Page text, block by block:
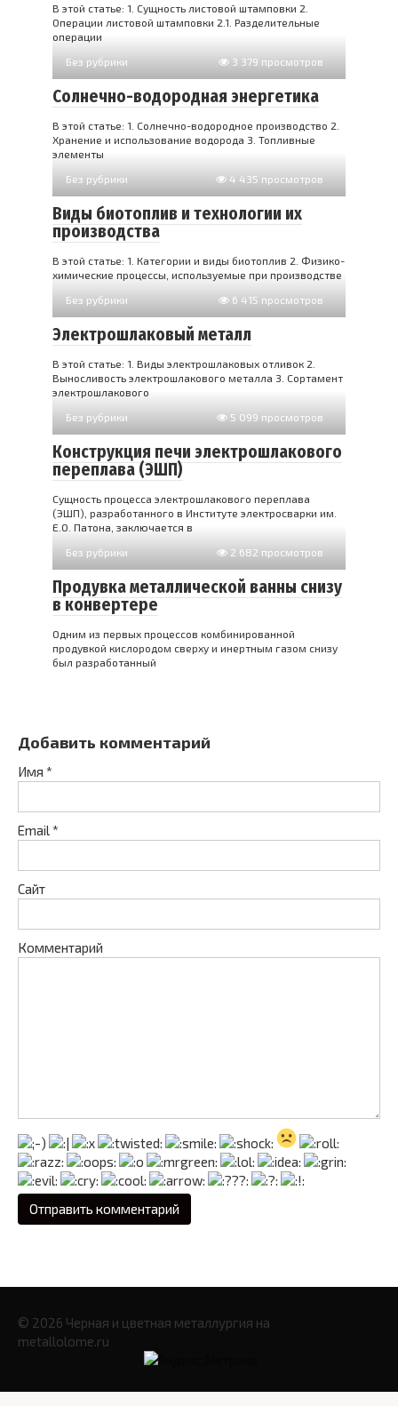
В этой статье: 1. Сущность листовой штамповки 2.
Операции листовой штамповки 2.1. Разделительные
операции
Без рубрики
3 379 просмотров
Солнечно-водородная энергетика
В этой статье: 1. Солнечно-водородное производство 2.
Хранение и использование водорода 3. Топливные
элементы
Без рубрики
4 435 просмотров
Виды биотоплив и технологии их
производства
В этой статье: 1. Категории и виды биотоплив 2. Физико-
химические процессы, используемые при производстве
Без рубрики
6 415 просмотров
Электрошлаковый металл
В этой статье: 1. Виды электрошлаковых отливок 2.
Выносливость электрошлакового металла 3. Сортамент
электрошлакового
Без рубрики
5 099 просмотров
Конструкция печи электрошлакового
переплава (ЭШП)
Сущность процесса электрошлакового переплава
(ЭШП), разработанного в Институте электросварки им.
Е.О. Патона, заключается в
Без рубрики
2 682 просмотров
Продувка металлической ванны снизу
в конвертере
Одним из первых процессов комбинированной
продувкой кислородом сверху и инертным газом снизу
был разработанный
Добавить комментарий
Имя *
Email*
Сайт
Комментарий
© 2026 Черная и цветная металлургия на
metallolome.ru